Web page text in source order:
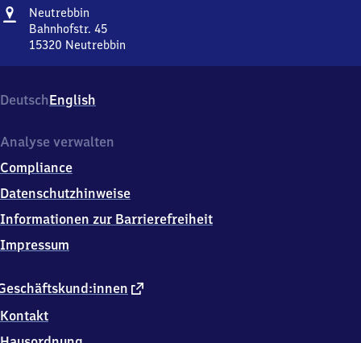
Adresse
Neutrebbin
Bahnhofstr. 45
15320 Neutrebbin
45,
1
3
0
Neutrebbin
DeutschEnglish
externer
Kontakt
Analyse verwalten
Compliance
Datenschutzhinweise
Informationen zur Barrierefreiheit
Impressum